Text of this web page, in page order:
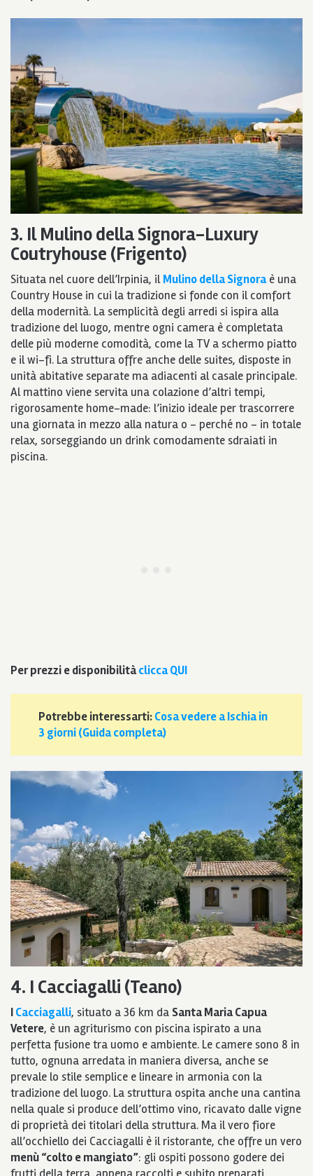
3. Il Mulino della Signora-Luxury
Coutryhouse (Frigento)
Situata nel cuore dell’Irpinia, ilMulino della Signoraè una
Country House in cui la tradizione si fonde con il comfort
della modernità. La semplicità degli arredi si ispira alla
tradizione del luogo, mentre ogni camera è completata
delle più moderne comodità, come la TV a schermo piatto
e il wi-fi. La struttura offre anche delle suites, disposte in
unità abitative separate ma adiacenti al casale principale.
Al mattino viene servita una colazione d’altri tempi,
rigorosamente home-made: l’inizio ideale per trascorrere
una giornata in mezzo alla natura o – perché no – in totale
relax, sorseggiando un drink comodamente sdraiati in
piscina.
Per prezzi e disponibilitàclicca QUI
Potrebbe interessarti:Cosa vedere a Ischia in
3 giorni (Guida completa)
4. I Cacciagalli (Teano)
ICacciagalli, situato a 36 km da Santa Maria Capua
Vetere, è un agriturismo con piscina ispirato a una
perfetta fusione tra uomo e ambiente. Le camere sono 8 in
tutto, ognuna arredata in maniera diversa, anche se
prevale lo stile semplice e lineare in armonia con la
tradizione del luogo. La struttura ospita anche una cantina
nella quale si produce dell’ottimo vino, ricavato dalle vigne
di proprietà dei titolari della struttura. Ma il vero fiore
all’occhiello dei Cacciagalli è il ristorante, che offre un vero
menù “colto e mangiato”: gli ospiti possono godere dei